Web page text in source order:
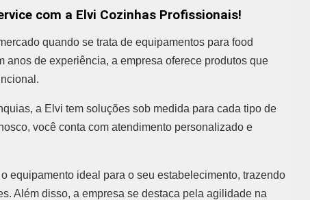
com a Elvi Cozinhas Profissionais!
quando se trata de equipamentos para food
de experiência, a empresa oferece produtos que
a Elvi tem soluções sob medida para cada tipo de
você conta com atendimento personalizado e
equipamento ideal para o seu estabelecimento, trazendo
Além disso, a empresa se destaca pela agilidade na